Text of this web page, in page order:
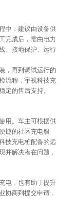
中，建议由设备供
完成后，需由电力
、接地保护、运行
，再到调试运行的
流程，宇视科技充
定的售后支持。
用。车主可根据供
捷的社区充电服
技充电桩配备的远
并解决潜在问题，
电，也有助于提升
协商到提交申请，